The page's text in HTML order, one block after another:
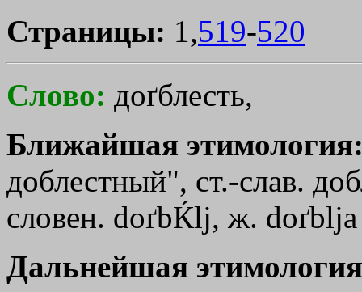
Страницы: 1,519-520
Слово: доґблесть,
Ближайшая
доблестный", ст.-слав.
словен. doґbЌlj, ж.
Дальнейшая